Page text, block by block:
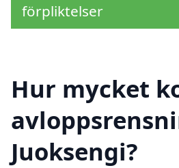
förpliktelser
Hur mycket
Juoksengi?